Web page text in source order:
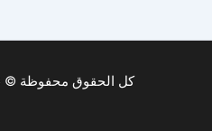
كل الحقوق محفوظة © 2026 السريع الدولي